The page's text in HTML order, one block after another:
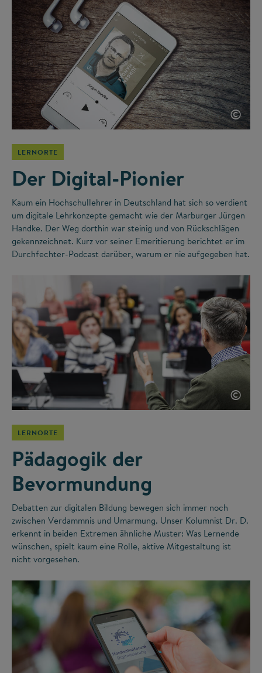
©
LERNORTE
Der Digital-Pionier
Kaum ein Hochschullehrer in Deutschland hat sich so verdient
um digitale Lehrkonzepte gemacht wie der Marburger Jürgen
Handke. Der Weg dorthin war steinig und von Rückschlägen
gekennzeichnet. Kurz vor seiner Emeritierung berichtet er im
Durchfechter-Podcast darüber, warum er nie aufgegeben hat.
©
LERNORTE
Pädagogik der
Bevormundung
Debatten zur digitalen Bildung bewegen sich immer noch
zwischen Verdammnis und Umarmung. Unser Kolumnist Dr. D.
erkennt in beiden Extremen ähnliche Muster: Was Lernende
wünschen, spielt kaum eine Rolle, aktive Mitgestaltung ist
nicht vorgesehen.